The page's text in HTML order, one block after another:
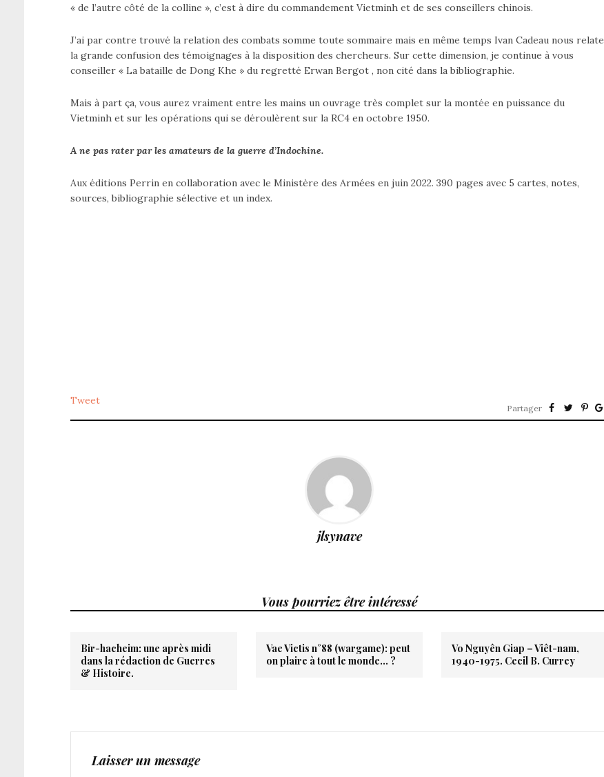
« de l’autre côté de la colline », c’est à dire du commandement Vietminh et de ses conseillers chinois.
J’ai par contre trouvé la relation des combats somme toute sommaire mais en même temps Ivan Cadeau nous relate
la grande confusion des témoignages à la disposition des chercheurs. Sur cette dimension, je continue à vous
conseiller « La bataille de Dong Khe » du regretté Erwan Bergot , non cité dans la bibliographie.
Mais à part ça, vous aurez vraiment entre les mains un ouvrage très complet sur la montée en puissance du
Vietminh et sur les opérations qui se déroulèrent sur la RC4 en octobre 1950.
A ne pas rater par les amateurs de la guerre d’Indochine.
Aux éditions Perrin en collaboration avec le Ministère des Armées en juin 2022. 390 pages avec 5 cartes, notes,
sources, bibliographie sélective et un index.
Tweet
Partager
jlsynave
Vous pourriez être intéressé
Bir-hacheim: une après midi
dans la rédaction de Guerres
& Histoire.
Vae Victis n°88 (wargame): peut
on plaire à tout le monde… ?
Vo Nguyên Giap – Viêt-nam,
1940-1975. Cecil B. Currey
Laisser un message